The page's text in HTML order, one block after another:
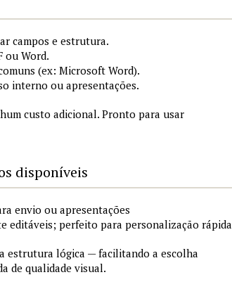
campos e estrutura.
ou Word.
(ex: Microsoft Word).
interno ou apresentações.
custo adicional. Pronto para usar
disponíveis
envio ou apresentações
editáveis; perfeito para personalização rápida
estrutura lógica — facilitando a escolha
de qualidade visual.